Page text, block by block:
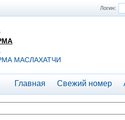
Логин:
МАСЛАХАТЧИ
Главная Свежий номер